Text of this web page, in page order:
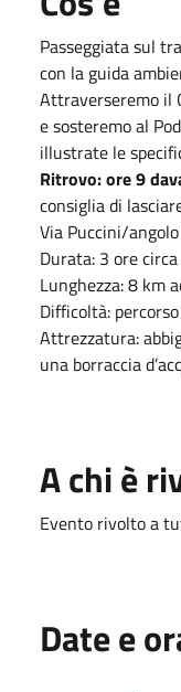
Passeggiata sul
con la guida
Attraverseremo il
e sosteremo al
illustrate le
Ritrovo: ore 9
consiglia di
Via Puccini/
Durata: 3 ore circa
Lunghezza: 8 km
Difficoltà:
Attrezzatura:
una borraccia
A chi è
Evento rivolto a
Date e